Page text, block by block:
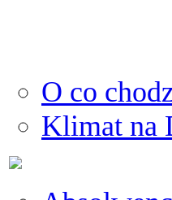
O co
Klimat na